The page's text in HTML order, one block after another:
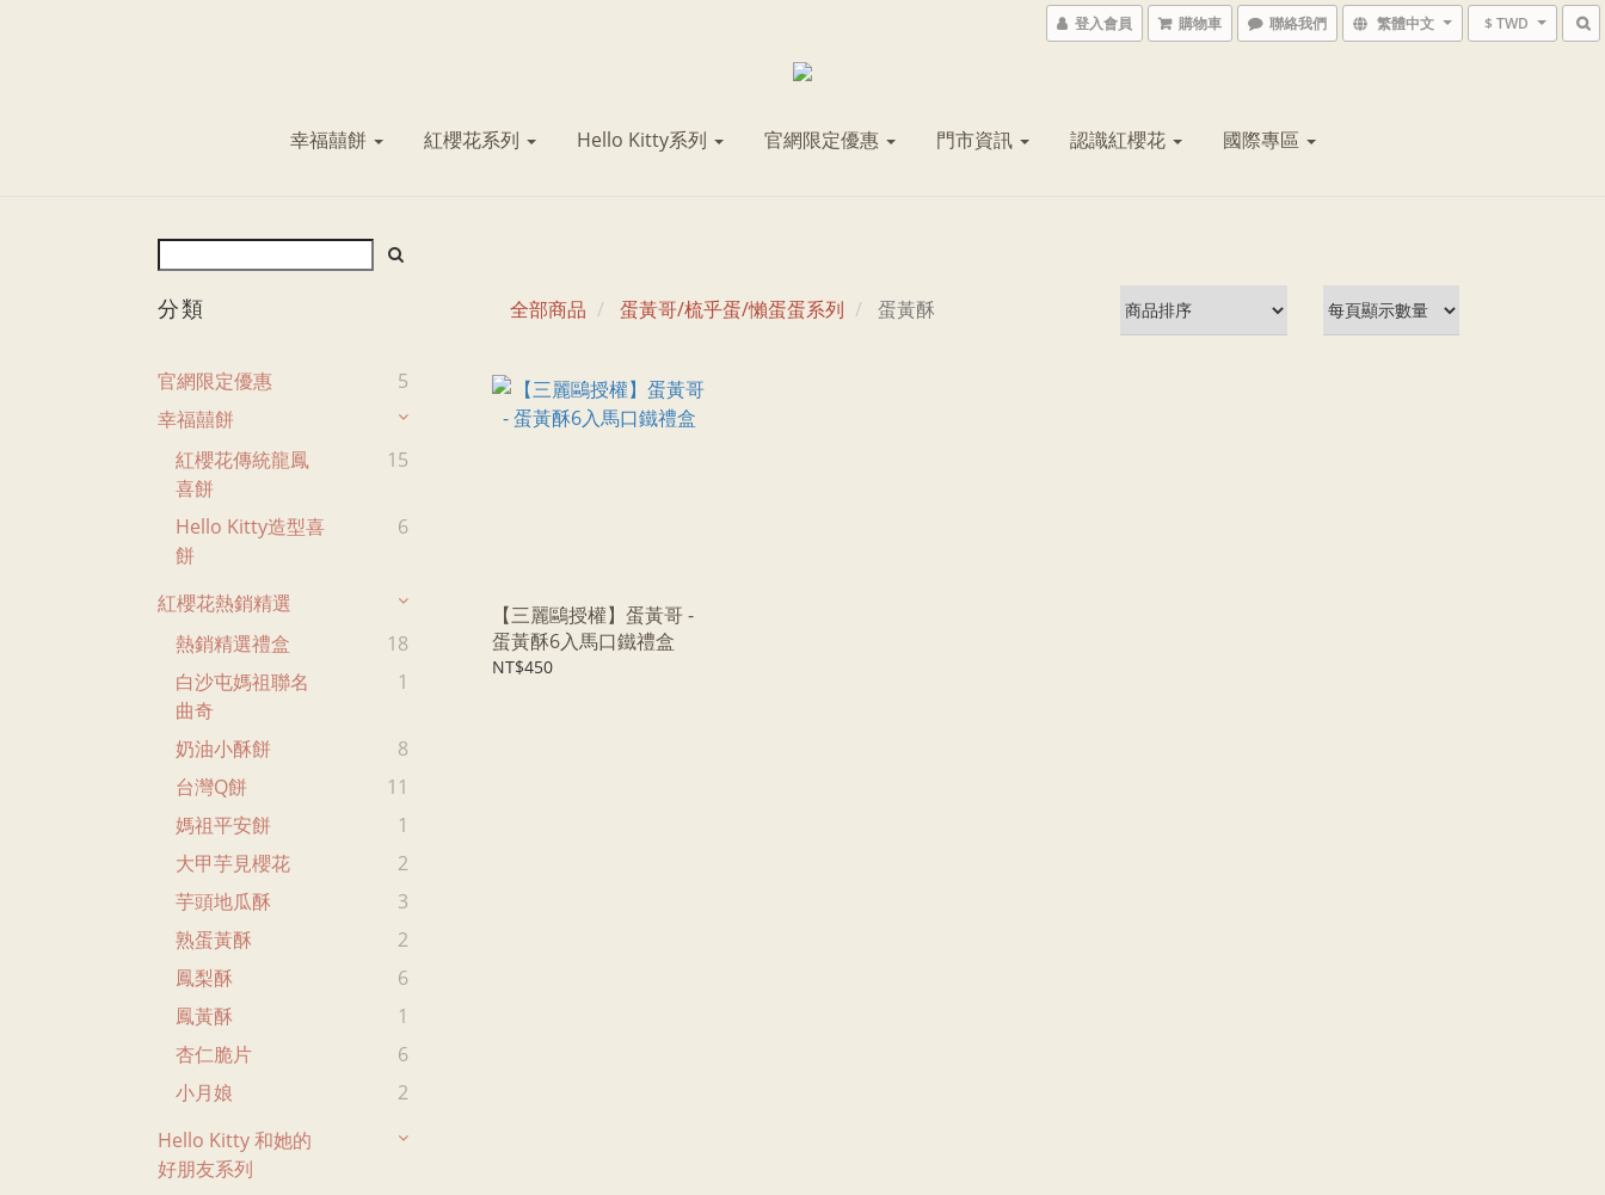
登入會員 購物車 聯絡我們 繁體中文 $ TWD
幸福囍餅 紅櫻花系列 Hello Kitty系列 官網限定優惠 門市資訊 認識紅櫻花 國際專區
分類
官網限定優惠
5
幸福囍餅
紅櫻花傳統龍鳳
喜餅
15
Hello Kitty造型喜
餅
6
紅櫻花熱銷精選
熱銷精選禮盒
18
白沙屯媽祖聯名
曲奇
1
奶油小酥餅
8
台灣Q餅
11
媽祖平安餅
1
大甲芋見櫻花
2
芋頭地瓜酥
3
熟蛋黃酥
2
鳳梨酥
6
鳳黃酥
1
杏仁脆片
6
小月娘
2
Hello Kitty 和她的
好朋友系列
全部商品 蛋黃哥/梳乎蛋/懶蛋蛋系列 蛋黃酥
【三麗鷗授權】蛋黃哥 -
蛋黃酥6入馬口鐵禮盒
NT$450